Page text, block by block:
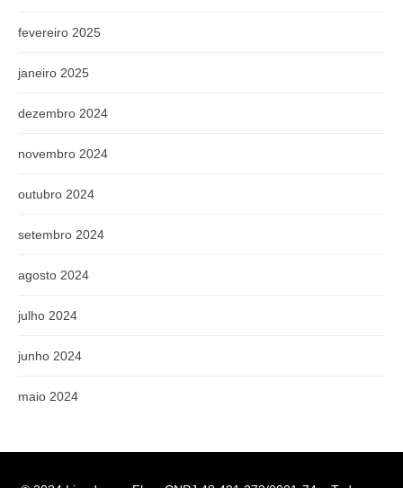
fevereiro 2025
janeiro 2025
dezembro 2024
novembro 2024
outubro 2024
setembro 2024
agosto 2024
julho 2024
junho 2024
maio 2024